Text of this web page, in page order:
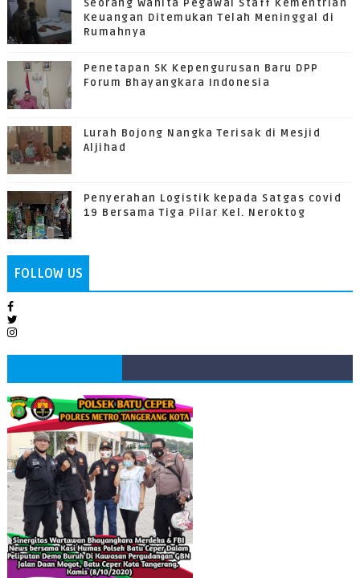
Seorang Wanita Pegawai Staff Kementrian
Keuangan Ditemukan Telah Meninggal di
Rumahnya
Penetapan SK Kepengurusan Baru DPP
Forum Bhayangkara Indonesia
Lurah Bojong Nangka Terisak di Mesjid
Aljihad
Penyerahan Logistik kepada Satgas covid
19 Bersama Tiga Pilar Kel. Neroktog
FOLLOW US